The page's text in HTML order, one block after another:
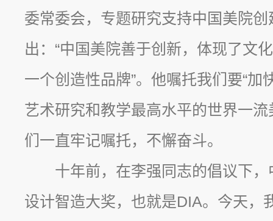
委常委会，专题研究支持中国美院
出：“中国美院善于创新，体现了文
一个创造性品牌”。他嘱托我们要“加
艺术研究和教学最高水平的世界一
们一直牢记嘱托，不懈奋斗。
十年前，在李强同志的倡议下
设计智造大奖，也就是DIA。今天，